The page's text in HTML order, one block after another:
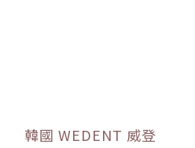
韓國 WEDENT 威登